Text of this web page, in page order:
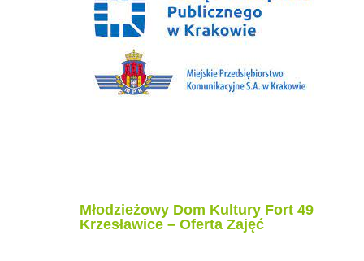
Młodzieżowy Dom Kultury Fort 49
Krzesławice – Oferta Zajęć